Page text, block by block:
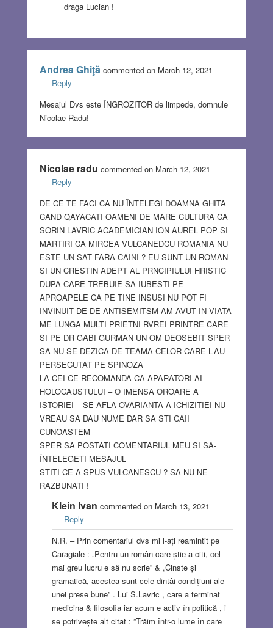
draga Lucian !
Andrea Ghiţăcommented on March 12, 2021
Reply
Mesajul Dvs este ÎNGROZITOR de limpede, domnule
Nicolae Radu!
Nicolae radu commented on March 12, 2021
Reply
DE CE TE FACI CA NU ÏNTELEGI DOAMNA GHITA
CAND QAYACATI OAMENI DE MARE CULTURA CA
SORIN LAVRIC ACADEMICIAN ION AUREL POP SI
MARTIRI CA MIRCEA VULCANEDCU ROMANIA NU
ESTE UN SAT FARA CAINI ? EU SUNT UN ROMAN
SI UN CRESTIN ADEPT AL PRNCIPIULUI HRISTIC
DUPA CARE TREBUIE SA IUBESTI PE
APROAPELE CA PE TINE INSUSI NU POT FI
INVINUIT DE DE ANTISEMITSM AM AVUT IN VIATA
ME LUNGA MULTI PRIETNI RVREI PRINTRE CARE
SI PE DR GABI GURMAN UN OM DEOSEBIT SPER
SA NU SE DEZICA DE TEAMA CELOR CARE L-AU
PERSECUTAT PE SPINOZA
LA CEI CE RECOMANDA CA APARATORI AI
HOLOCAUSTULUI – O IMENSA OROARE A
ISTORIEI – SE AFLA OVARIANTA A ICHIZITIEI NU
VREAU SA DAU NUME DAR SA STI CAII
CUNOASTEM
SPER SA POSTATI COMENTARIUL MEU SI SA-
ÏNTELEGETI MESAJUL
STITI CE A SPUS VULCANESCU ? SA NU NE
RAZBUNATI !
Klein Ivan commented on March 13, 2021
Reply
N.R. – Prin comentariul dvs mi l-ați reamintit pe
Caragiale : „Pentru un român care știe a citi, cel
mai greu lucru e să nu scrie” & „Cinste și
gramatică, acestea sunt cele dintâi condițiuni ale
unei prese bune” . Lui S.Lavric , care a terminat
medicina & filosofia iar acum e activ în politică , i
se potrivește alt citat : ”Trăim într-o lume în care